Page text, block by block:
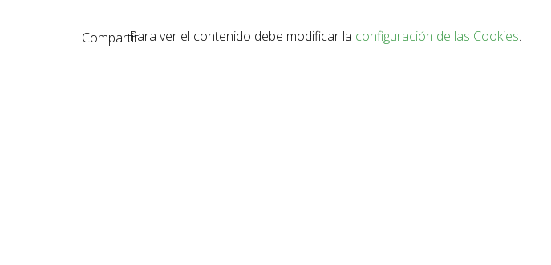
Compartir:Para ver el contenido debe modificar la configuración de las Cookies.